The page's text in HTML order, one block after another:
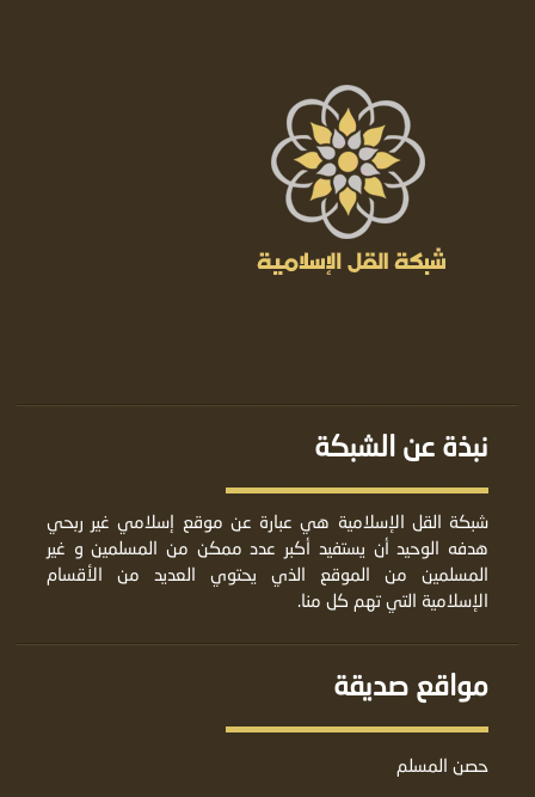
نبذة عن الشبكة
شبكة القل الإسلامية هي عبارة عن موقع إسلامي غير ربحي
هدفه الوحيد أن يستفيد أكبر عدد ممكن من المسلمين و غير
المسلمين من الموقع الذي يحتوي العديد من الأقسام
الإسلامية التي تهم كل منا.
مواقع صديقة
حصن المسلم